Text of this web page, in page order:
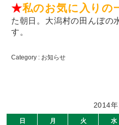
★私のお気に入りの
た朝日。大潟村の田んぼの
す。
Category : お知らせ
2014年
日 月 火 水